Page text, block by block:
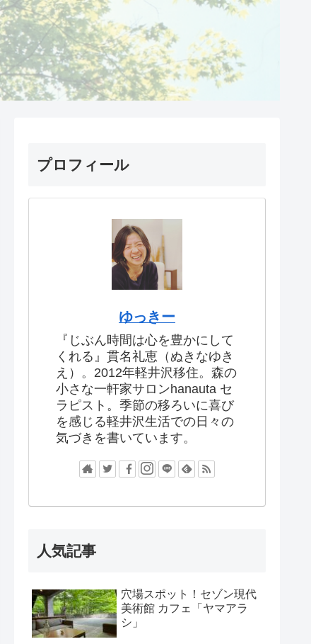
プロフィール
ゆっきー
『じぶん時間は心を豊かにして
くれる』貫名礼恵（ぬきなゆき
え）。2012年軽井沢移住。森の
小さな一軒家サロンhanauta セ
ラピスト。季節の移ろいに喜び
を感じる軽井沢生活での日々の
気づきを書いています。
人気記事
穴場スポット！セゾン現代
美術館 カフェ「ヤマアラ
シ」